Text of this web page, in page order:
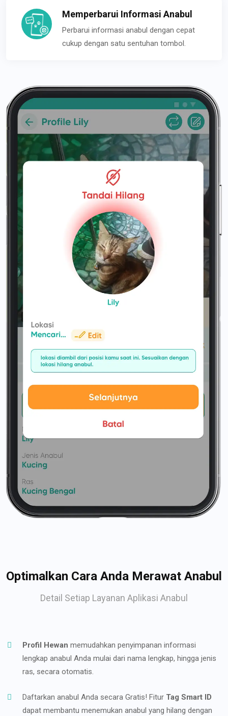
Memperbarui Informasi Anabul
Perbarui informasi anabul dengan cepat
cukup dengan satu sentuhan tombol.
Optimalkan Cara Anda Merawat Anabul
Detail Setiap Layanan Aplikasi Anabul
Profil Hewan memudahkan penyimpanan informasi
lengkap anabul Anda mulai dari nama lengkap, hingga jenis
ras, secara otomatis.
Daftarkan anabul Anda secara Gratis! Fitur Tag Smart ID
dapat membantu menemukan anabul yang hilang dengan